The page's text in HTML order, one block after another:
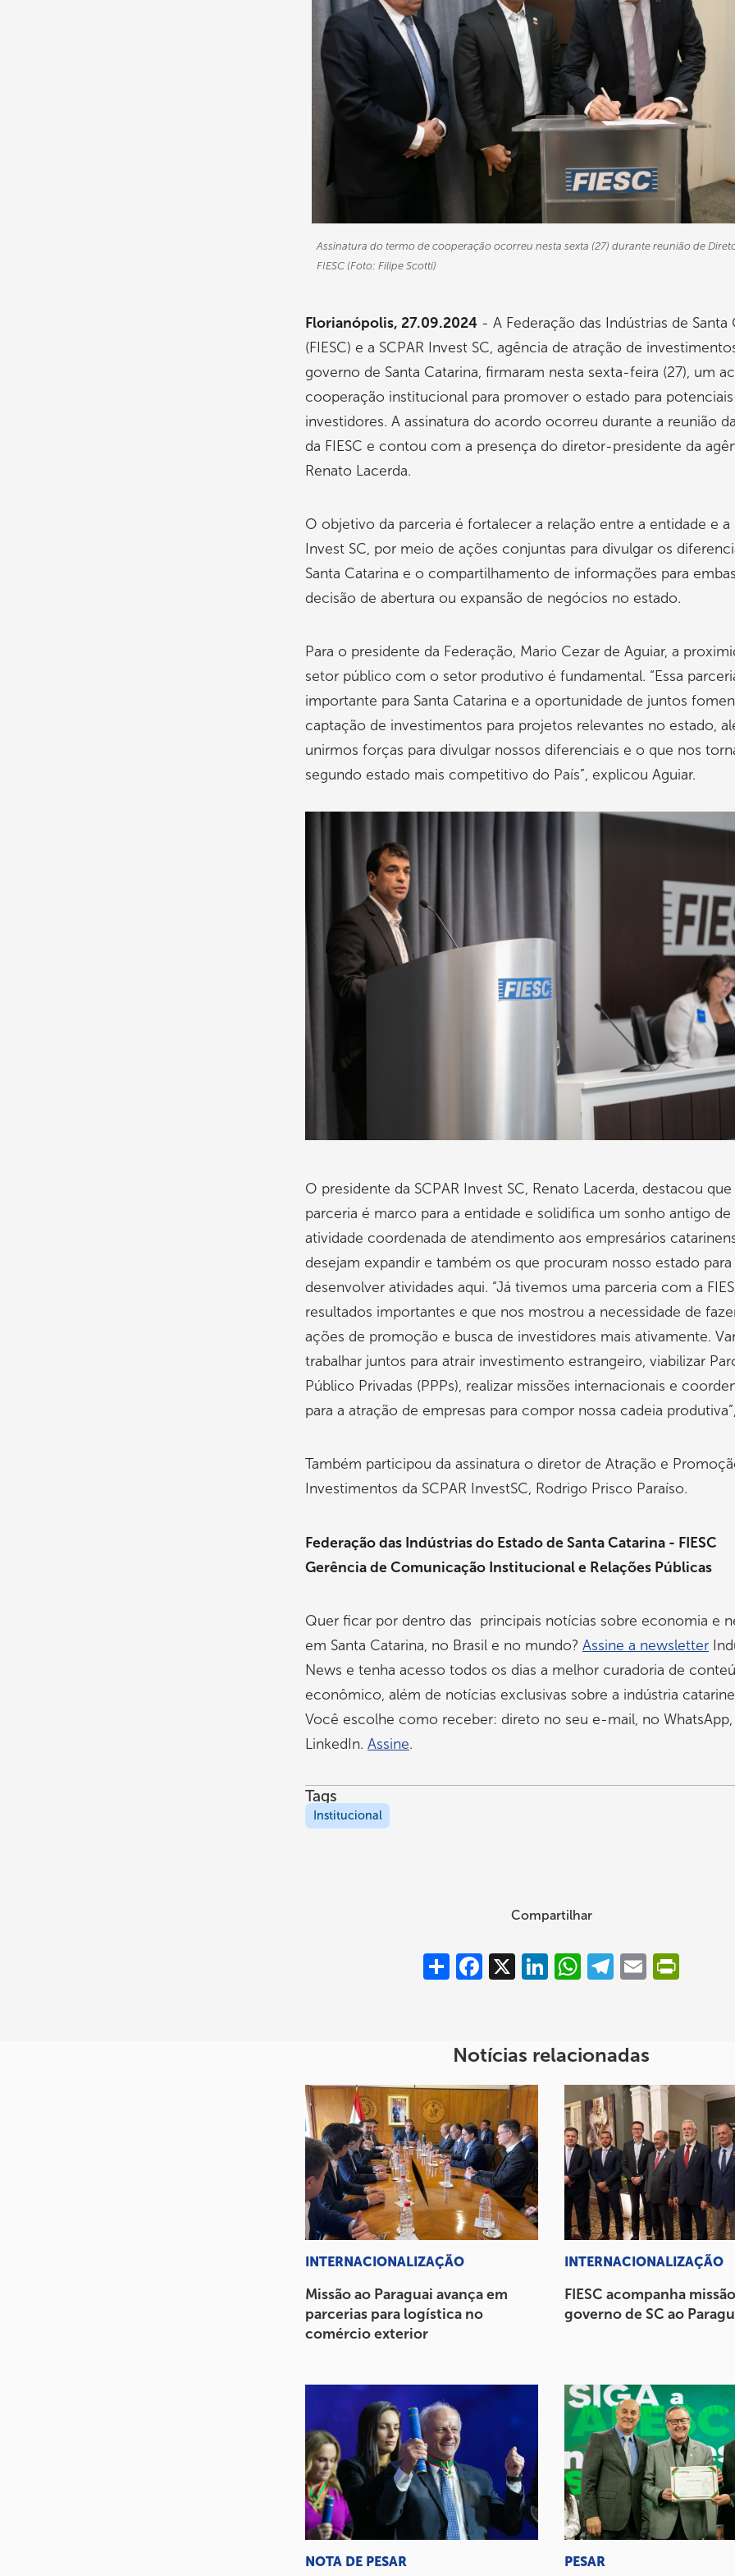
Assinatura do termo de cooperação ocorreu nesta sexta (27) durante reunião de
FIESC (Foto: Filipe Scotti)
Florianópolis, 27.09.2024 - A Federação das Indústrias de Santa
(FIESC) e a SCPAR Invest SC, agência de atração de
governo de Santa Catarina, firmaram nesta sexta-feira (27), um
cooperação institucional para promover o estado para potenciais
investidores. A assinatura do acordo ocorreu durante a reunião
da FIESC e contou com a presença do diretor-presidente da
Renato Lacerda.
O objetivo da parceria é fortalecer a relação entre a entidade e a
Invest SC, por meio de ações conjuntas para divulgar os
Santa Catarina e o compartilhamento de informações para
decisão de abertura ou expansão de negócios no estado.
Para o presidente da Federação, Mario Cezar de Aguiar, a
setor público com o setor produtivo é fundamental. “Essa
importante para Santa Catarina e a oportunidade de juntos
captação de investimentos para projetos relevantes no estado,
unirmos forças para divulgar nossos diferenciais e o que nos
segundo estado mais competitivo do País”, explicou Aguiar.
O presidente da SCPAR Invest SC, Renato Lacerda, destacou que
parceria é marco para a entidade e solidifica um sonho antigo
atividade coordenada de atendimento aos empresários
desejam expandir e também os que procuram nosso estado para
desenvolver atividades aqui. “Já tivemos uma parceria com a
resultados importantes e que nos mostrou a necessidade de
ações de promoção e busca de investidores mais ativamente.
trabalhar juntos para atrair investimento estrangeiro, viabilizar
Público Privadas (PPPs), realizar missões internacionais e
para a atração de empresas para compor nossa cadeia
Também participou da assinatura o diretor de Atração e
Investimentos da SCPAR InvestSC, Rodrigo Prisco Paraíso.
Federação das Indústrias do Estado de Santa Catarina - FIESC
Gerência de Comunicação Institucional e Relações Públicas
Quer ficar por dentro das principais notícias sobre economia e
em Santa Catarina, no Brasil e no mundo? Assine a newsletter
News e tenha acesso todos os dias a melhor curadoria de
econômico, além de notícias exclusivas sobre a indústria
Você escolhe como receber: direto no seu e-mail, no
LinkedIn. Assine.
Tags
Institucional
Compartilhar
Compartilhar
Facebook
X LinkedInWhatsAppTelegram
Email
Notícias relacionadas
INTERNACIONALIZAÇÃO
Missão ao Paraguai avança em
parcerias para logística no
comércio exterior
INTERNACIONALIZAÇÃO
FIESC acompanha
governo de SC ao
NOTA DE PESAR PESAR